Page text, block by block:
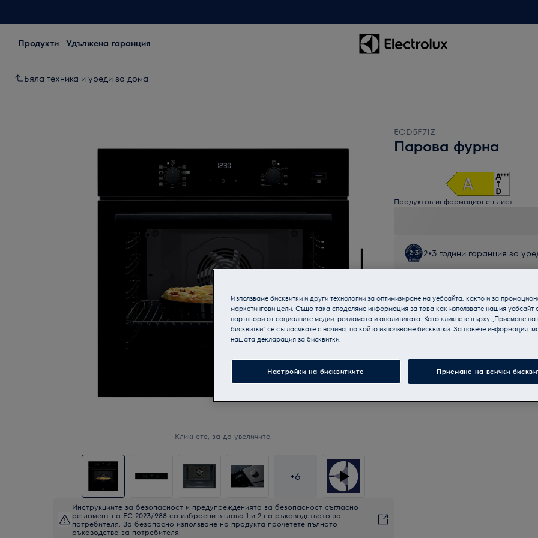
Продукти Удължена гаранция
Бяла техника и уреди за дома
Кликнете, за да увеличите.
+6
Инструкциите за безопасност и предупрежденията за безопасност съгласно
регламент на ЕС 2023/988 са изброени в глава 1 и 2 на ръководството за
потребителя. За безопасно използване на продукта прочетете пълното
ръководство за потребителя.
EOD5F71Z
Парова фурна
Продуктов информационен лист
2+3 години гаранция за
Използваме бисквитки и други технологии за оптимизиране на уебсайта, както и за
маркетингови цели. Също така споделяме информация за това как използвате нашия уебсайт
партньори от социалните медии, рекламата и аналитиката. Като кликнете върху „Приемане на
бисквитки“ се съгласявате с начина, по който използваме бисквитки. За повече информация,
нашата декларация за бисквитки.
Настройки на бисквитките Приемане на всички